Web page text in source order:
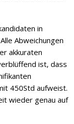
in
Abweichungen
akkuraten
ist, dass
450Std aufweist.
wieder genau auf